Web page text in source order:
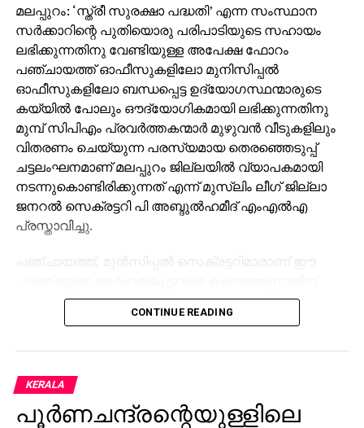
മലപ്പുറം: ‘സ്ത്രീ സുരക്ഷാ പദ്ധതി’ എന്ന സംസ്ഥാന
സര്‍ക്കാറിന്റെ പുതിയൊരു പരിപാടിയുടെ സഹായം
ലഭിക്കുന്നതിനു വേണ്ടിയുള്ള അപേക്ഷ ഫോറം
പഞ്ചായത്ത് ഓഫീസുകളിലോ മുനിസിപ്പല്‍
ഓഫീസുകളിലോ ബന്ധപ്പെട്ട ഉദ്യോഗസ്ഥന്മാരുടെ
കയ്യില്‍ പോലും ഔദ്യോഗികമായി ലഭിക്കുന്നതിനു
മുമ്പ് സിപിഎം പ്രവര്‍ത്തകന്മാര്‍ മുഴുവന്‍ വീടുകളിലും
വിതരണം ചെയ്യുന്ന പരസ്യമായ തെരഞ്ഞെടുപ്പ്
ചട്ടലംഘനമാണ് മലപ്പുറം ജില്ലയില്‍ വ്യാപകമായി
നടന്നുകൊണ്ടിരിക്കുന്നത് എന്ന് മുസ്‌ലിം ലീഗ് ജില്ലാ
ജനറല്‍ സെക്രട്ടറി പി അബ്ദുല്‍ഹമീദ് എംഎല്‍എ
പ്രസ്താവിച്ചു.
പഞ്ചായത്ത്, മുന്‍സിപ്പല്‍ സെക്രട്ടറിമാരാണ് ഈ
വേണ്ടിയുള്ള അപേക്ഷകള്‍ ക്ഷണിക്കേണ്ടത് എന്ന്
സര്‍ക്കാര്‍ ഉത്തരവില്‍ പറയുന്നുണ്ട്. പക്ഷേ ഒരു
പോലുമില്ലെന്നും അദ്ദേഹം പറഞ്ഞു.
തദ്ദേശസ്വയംഭരണ സ്ഥാപനങ്ങളിലേക്കുള്ള
CONTINUE READING
KERALA
പൂര്‍ണചന്ദ്രന്റെയുള്ളിലെ